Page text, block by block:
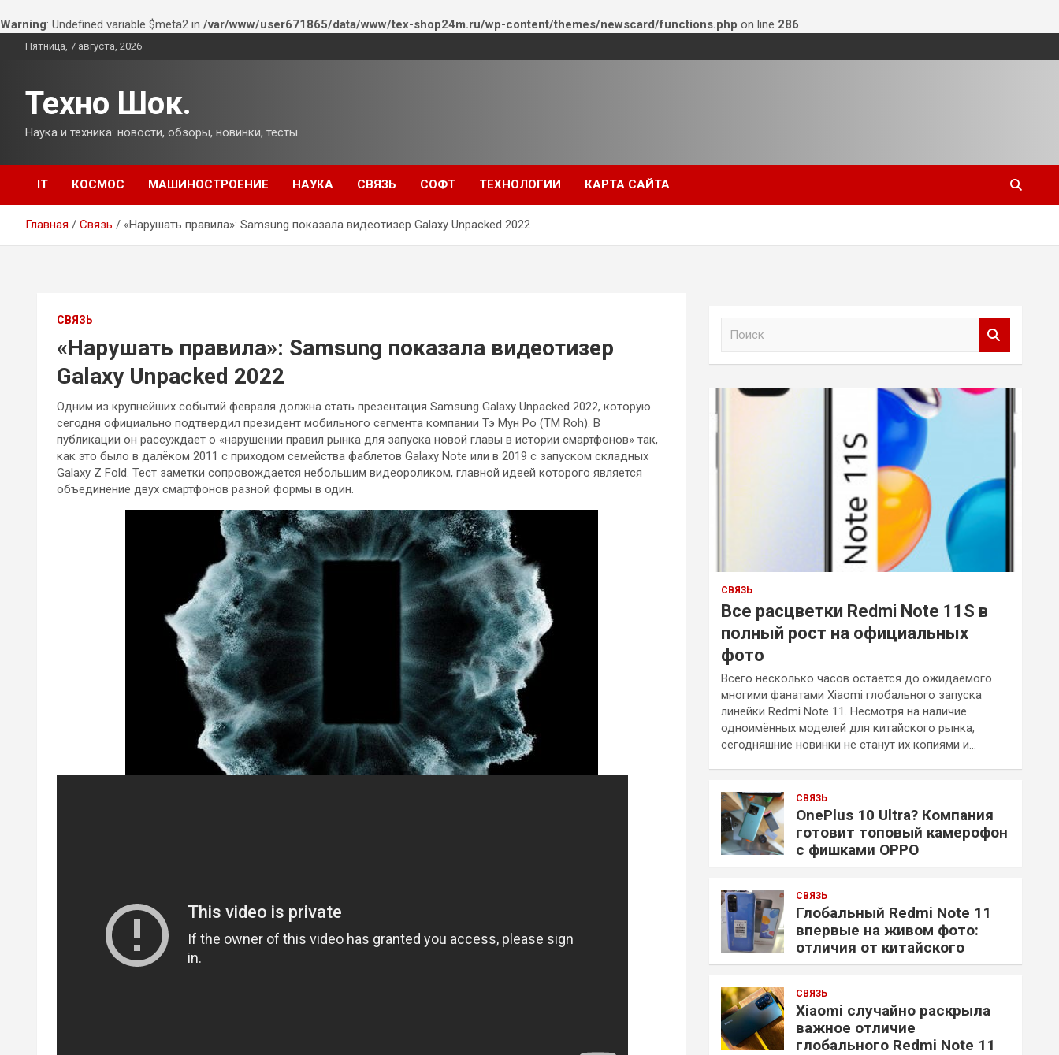
Warning: Undefined variable $meta2 in /var/www/user671865/data/www/tex-shop24m.ru/wp-content/themes/newscard/functions.php on line 286
ПерейтиПятница, 7 августа, 2026
Техно Шок.
Наука и техника: новости, обзоры, новинки, тесты.
IT КОСМОС МАШИНОСТРОЕНИЕ НАУКА СВЯЗЬ СОФТ ТЕХНОЛОГИИ КАРТА САЙТА
Главная Связь «Нарушать правила»: Samsung показала видеотизер Galaxy Unpacked 2022
СВЯЗЬ
«Нарушать правила»: Samsung показала видеотизер
Galaxy Unpacked 2022
Одним из крупнейших событий февраля должна стать презентация Samsung Galaxy Unpacked 2022, которую
сегодня официально подтвердил президент мобильного сегмента компании Тэ Мун Ро (TM Roh). В
публикации он рассуждает о «нарушении правил рынка для запуска новой главы в истории смартфонов» так,
как это было в далёком 2011 с приходом семейства фаблетов Galaxy Note или в 2019 с запуском складных
Galaxy Z Fold. Тест заметки сопровождается небольшим видеороликом, главной идеей которого является
объединение двух смартфонов разной формы в один.
к
СВЯЗЬ
Все расцветки Redmi Note 11S в
полный рост на официальных
фото
Всего несколько часов остаётся до ожидаемого
многими фанатами Xiaomi глобального запуска
линейки Redmi Note 11. Несмотря на наличие
одноимённых моделей для китайского рынка,
сегодняшние новинки не станут их копиями и…
СВЯЗЬ
OnePlus 10 Ultra? Компания
готовит топовый камерофон
с фишками OPPO
СВЯЗЬ
Глобальный Redmi Note 11
впервые на живом фото:
отличия от китайского
СВЯЗЬ
Xiaomi случайно раскрыла
важное отличие
глобального Redmi Note 11